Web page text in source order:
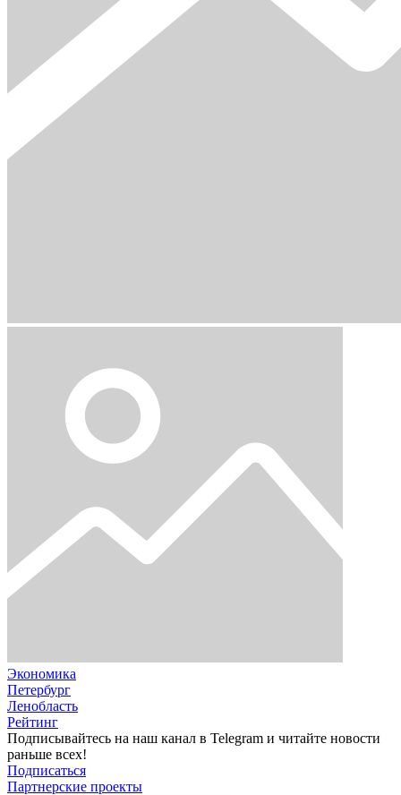
Экономика
Петербург
Ленобласть
Рейтинг
Подписывайтесь на наш канал в Telegram и читайте новости
раньше всех!
Подписаться
Партнерские проекты